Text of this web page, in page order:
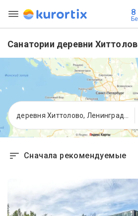
Санатории деревни
Сначала рекомендуемые